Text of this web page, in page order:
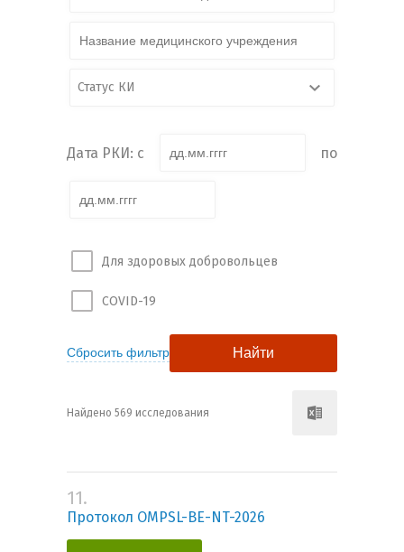
Статус КИ
Дата РКИ: с по
Для здоровых добровольцев
COVID-19
Найдено 569 исследования
11.
Протокол OMPSL-BE-NT-2026